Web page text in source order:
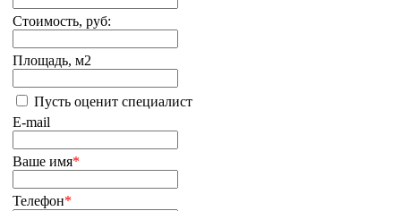
Стоимость, руб:
Площадь, м2
Пусть оценит специалист
E-mail
Ваше имя*
Телефон*